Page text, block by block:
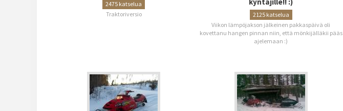
2475 katselua
Traktoriversio
2125 katselua
Viikon lämpöjakson jälkeinen pakkaspäivä oli
kovettanu hangen pinnan niin, että mönkijälläkii pääs
ajelemaan :)